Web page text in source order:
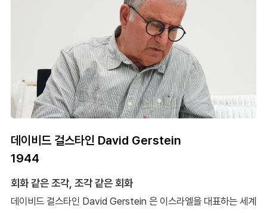
데이비드 걸스타인 David Gerstein
1944
회화 같은 조각, 조각 같은 회화
데이비드 걸스타인 David Gerstein 은 이스라엘을 대표하는 세계